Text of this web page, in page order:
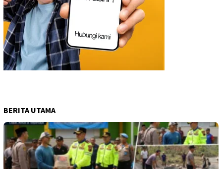
BERITA UTAMA